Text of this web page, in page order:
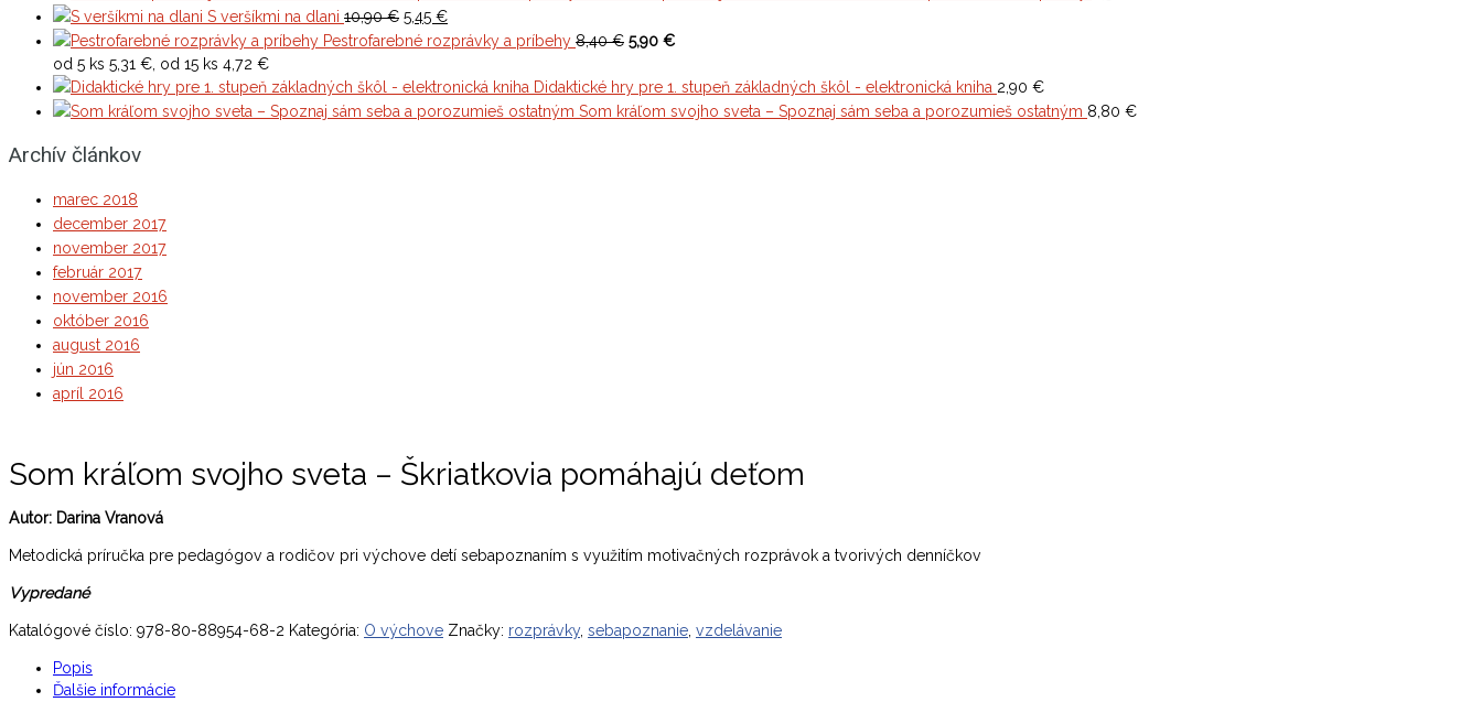
S veršíkmi na dlani 10,90€ Original
price
10,90 €.
5,45 €Current
price
5,45 €.
Pestrofarebné rozprávky a príbehy 8,40 € 5,90 €
od 5 ks 5,31 €, od 15 ks 4,72 €
Didaktické hry pre 1. stupeň základných škôl - elektronická kniha 2,90 €
Som kráľom svojho sveta – Spoznaj sám seba a porozumieš ostatným 8,80 €
Archív článkov
marec 2018
december 2017
november 2017
február 2017
november 2016
október 2016
august 2016
jún 2016
apríl 2016
Som kráľom svojho sveta – Škriatkovia pomáhajú deťom
Autor: Darina Vranová
Metodická príručka pre pedagógov a rodičov pri výchove detí sebapoznaním s využitím motivačných rozprávok a tvorivých denníčkov
Vypredané
Katalógové číslo: 978-80-88954-68-2 Kategória: O výchove Značky: rozprávky, sebapoznanie vzdelávanie
Popis
Ďalšie informácie